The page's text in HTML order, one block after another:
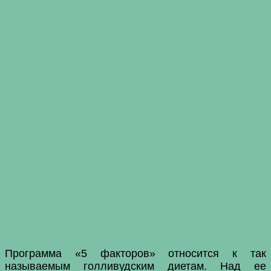
Программа «5 факторов» относится к так
называемым голливудским диетам. Над ее